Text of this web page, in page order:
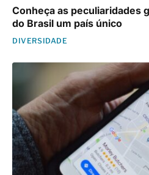
Conheça as peculiaridades
do Brasil um país único
DIVERSIDADE